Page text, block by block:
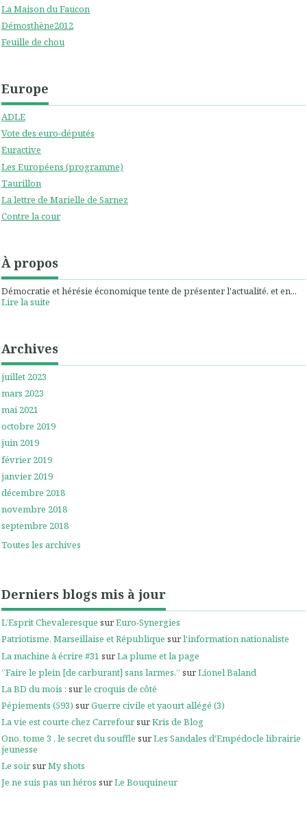
La Maison du Faucon
Démosthène2012
Feuille de chou
Europe
ADLE
Vote des euro-députés
Euractive
Les Européens (programme)
Taurillon
La lettre de Marielle de Sarnez
Contre la cour
À propos
Démocratie et hérésie économique tente de présenter l'actualité, et en...
Lire la suite
Archives
juillet 2023
mars 2023
mai 2021
octobre 2019
juin 2019
février 2019
janvier 2019
décembre 2018
novembre 2018
septembre 2018
Toutes les archives
Derniers blogs mis à jour
L’Esprit Chevaleresque surEuro-Synergies
Patriotisme, Marseillaise et République surl'information nationaliste
La machine à écrire #31 surLa plume et la page
”Faire le plein [de carburant] sans larmes.” surLionel Baland
La BD du mois : surle croquis de côté
Pépiements (593) surGuerre civile et yaourt allégé (3)
La vie est courte chez CarrefoursurKris de Blog
Ono, tome 3 , le secret du souffle surLes Sandales d'Empédocle librairie
jeunesse
Le soirsurMy shots
Je ne suis pas un héros surLe Bouquineur